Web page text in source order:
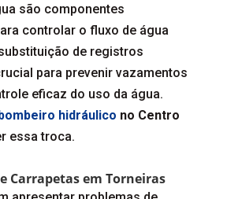
são componentes
controlar o fluxo de água
de registros
para prevenir vazamentos
eficaz do uso da água.
hidráulico no Centro
essa troca.
Carrapetas em Torneiras